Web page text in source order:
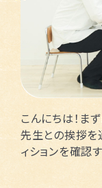
こんにちは！ま
先生との挨拶を
ィションを確認